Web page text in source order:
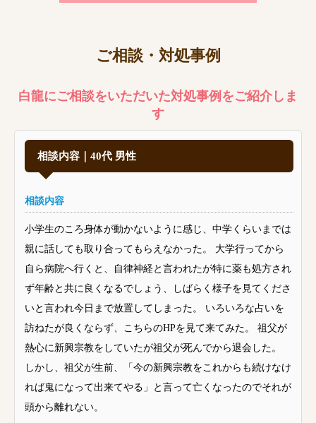
ご相談・対処事例
白龍にご相談をいただいた対処事例をご紹介しま
す
相談内容｜40代 男性
相談内容
小学生のころ身体が動かないように感じ、中学くらいまでは
親に話しても取り合ってもらえなかった。 大学行ってから
自ら病院へ行くと、自律神経と言われたが特に薬も処方され
ず年齢と共に良くなるでしょう、しばらく様子を見てくださ
いと言われ今日まで放置してしまった。 いろいろな占いを
訪ねたが良くならず、こちらのHPを見て来てみた。 祖父が
熱心に新興宗教をしていたが祖父が死んでから退会した。
しかし、祖父が生前、「今の新興宗教をこれからも続けなけ
れば鬼になって出来てやる」と言って亡くなったのでそれが
頭から離れない。